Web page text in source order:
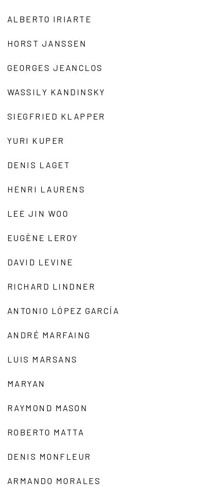
ALBERTO IRIARTE
HORST JANSSEN
GEORGES JEANCLOS
WASSILY KANDINSKY
SIEGFRIED KLAPPER
YURI KUPER
DENIS LAGET
HENRI LAURENS
LEE JIN WOO
EUGÈNE LEROY
DAVID LEVINE
RICHARD LINDNER
ANTONIO LÓPEZ GARCÍA
ANDRÉ MARFAING
LUIS MARSANS
MARYAN
RAYMOND MASON
ROBERTO MATTA
DENIS MONFLEUR
ARMANDO MORALES